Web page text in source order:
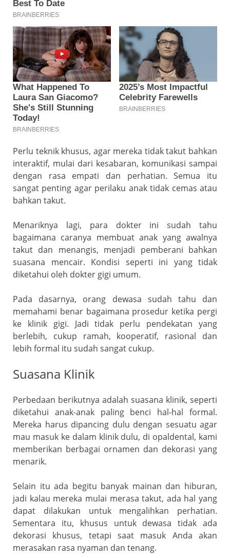
Perlu teknik khusus, agar mereka tidak takut bahkan
interaktif, mulai dari kesabaran, komunikasi sampai
dengan rasa empati dan perhatian. Semua itu
sangat penting agar perilaku anak tidak cemas atau
bahkan takut.
Menariknya lagi, para dokter ini sudah tahu
bagaimana caranya membuat anak yang awalnya
takut dan menangis, menjadi pemberani bahkan
suasana mencair. Kondisi seperti ini yang tidak
diketahui oleh dokter gigi umum.
Pada dasarnya, orang dewasa sudah tahu dan
memahami benar bagaimana prosedur ketika pergi
ke klinik gigi. Jadi tidak perlu pendekatan yang
berlebih, cukup ramah, kooperatif, rasional dan
lebih formal itu sudah sangat cukup.
Suasana Klinik
Perbedaan berikutnya adalah suasana klinik, seperti
diketahui anak-anak paling benci hal-hal formal.
Mereka harus dipancing dulu dengan sesuatu agar
mau masuk ke dalam klinik dulu, di opaldental, kami
memberikan berbagai ornamen dan dekorasi yang
menarik.
Selain itu ada begitu banyak mainan dan hiburan,
jadi kalau mereka mulai merasa takut, ada hal yang
dapat dilakukan untuk mengalihkan perhatian.
Sementara itu, khusus untuk dewasa tidak ada
dekorasi khusus, tetapi saat masuk Anda akan
merasakan rasa nyaman dan tenang.